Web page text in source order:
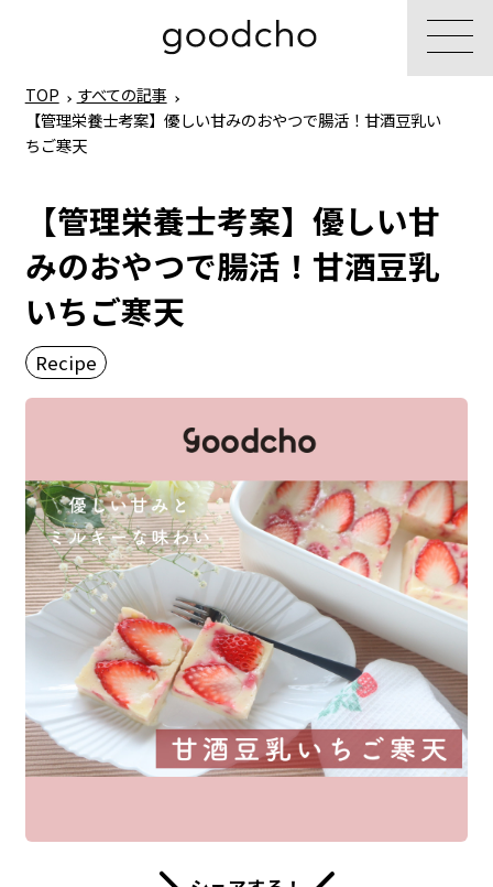
TOP
すべての記事
【管理栄養士考案】優しい甘みのおやつで腸活！甘酒豆乳い
ちご寒天
【管理栄養士考案】優しい甘
みのおやつで腸活！甘酒豆乳
いちご寒天
Recipe